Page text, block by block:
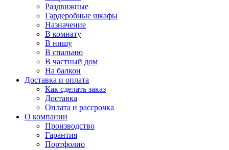
Раздвижные
Гардеробные шкафы
Назначение
В комнату
В нишу
В спальню
В частный дом
На балкон
Доставка и оплата
Как сделать заказ
Доставка
Оплата и рассрочка
О компании
Производство
Гарантия
Портфолио